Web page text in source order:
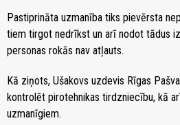
Pastiprināta uzmanība tiks pievērsta
tiem tirgot nedrīkst un arī nodot tādus
personas rokās nav atļauts.
Kā ziņots, Ušakovs uzdevis Rīgas
kontrolēt pirotehnikas tirdzniecību, kā
uzmanīgiem.